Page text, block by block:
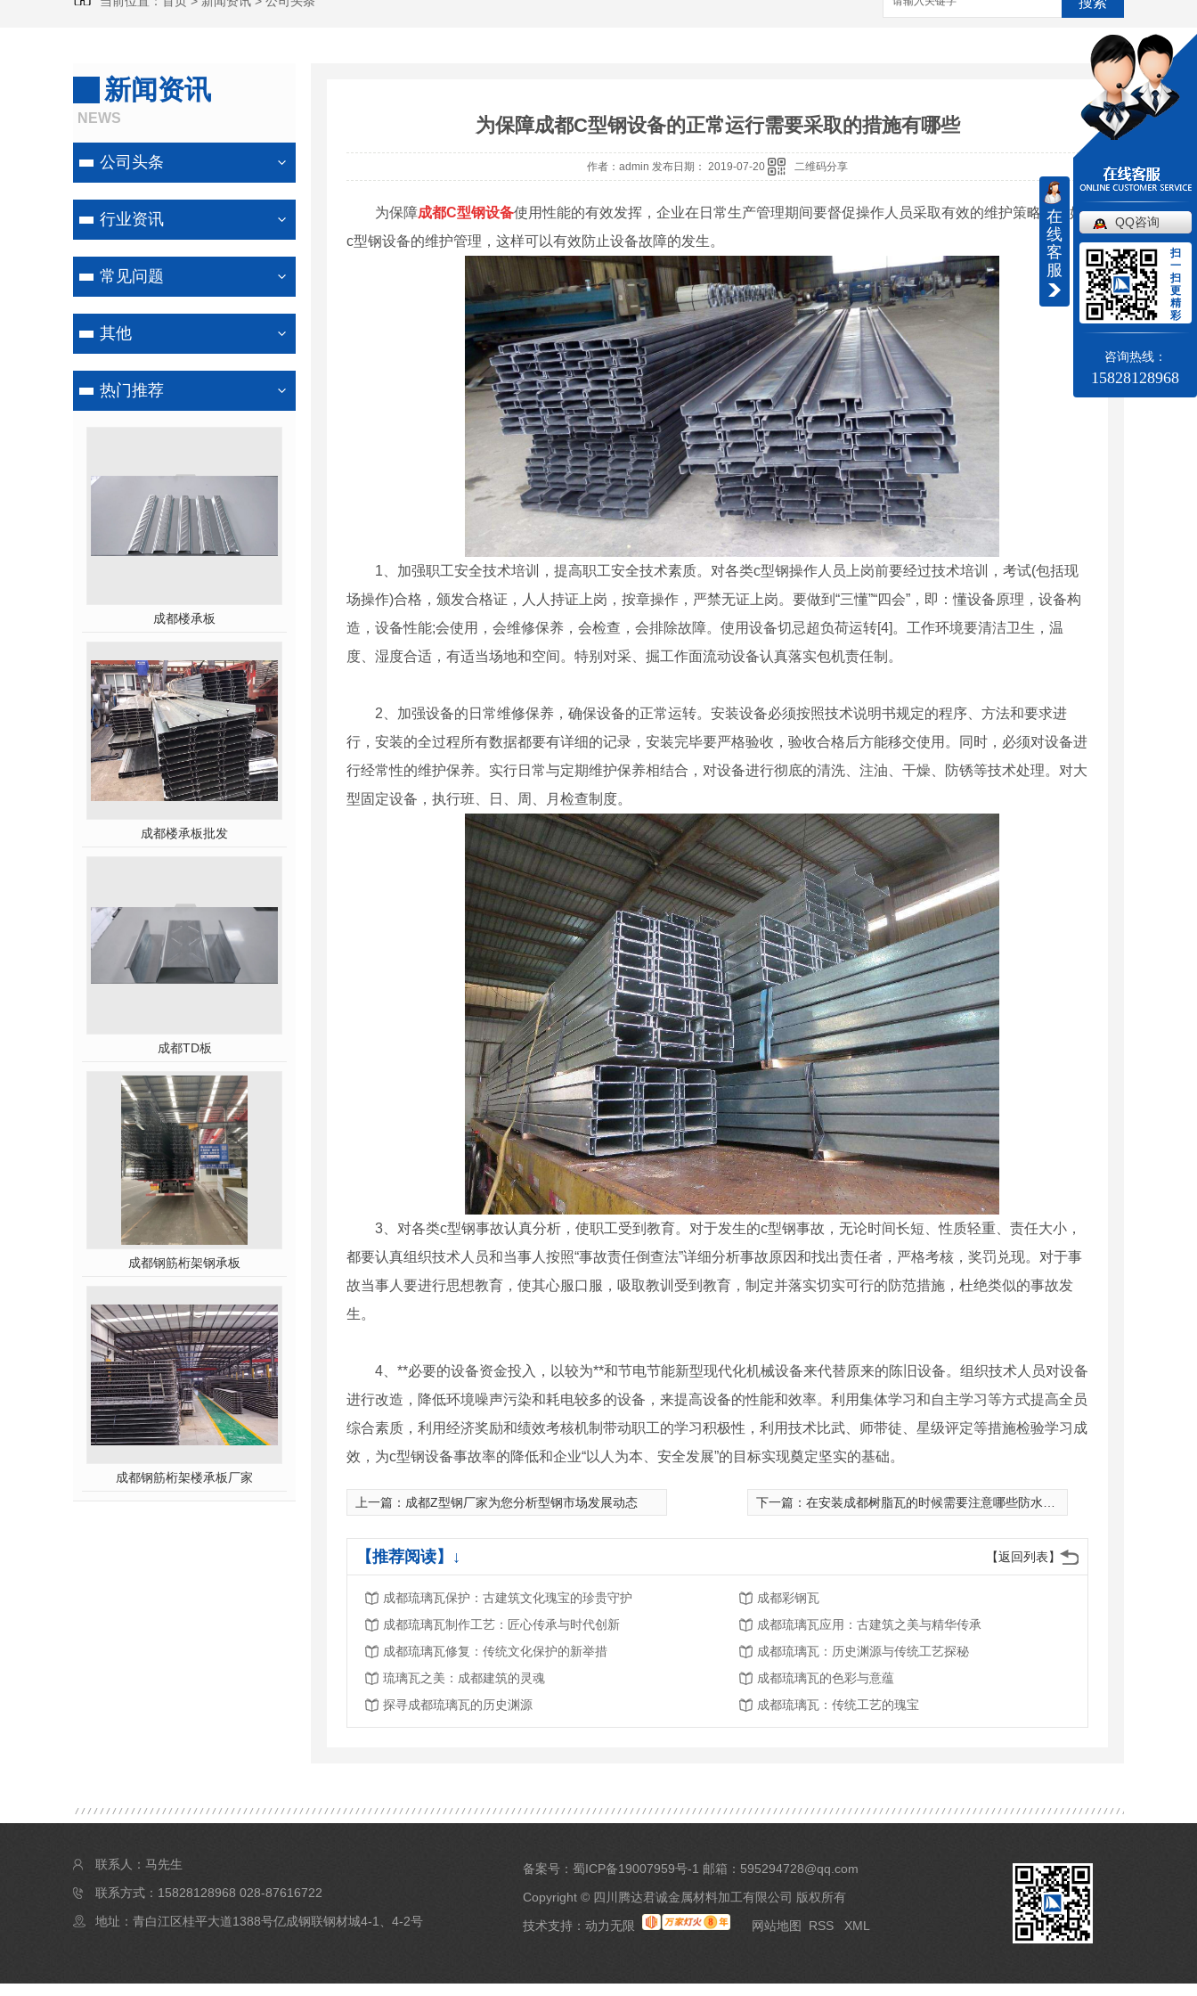
新闻资讯
NEWS
公司头条
行业资讯
常见问题
其他
热门推荐
成都楼承板
成都楼承板批发
成都TD板
成都钢筋桁架钢承板
成都钢筋桁架楼承板厂家
为保障成都C型钢设备的正常运行需要采取的措施有哪些
作者：admin 发布日期： 2019-07-20 二维码分享
为保障成都C型钢设备使用性能的有效发挥，企业在日常生产管理期间要督促操作人员采取有效的维护策略，做好
c型钢设备的维护管理，这样可以有效防止设备故障的发生。
1、加强职工安全技术培训，提高职工安全技术素质。对各类c型钢操作人员上岗前要经过技术培训，考试(包括现
场操作)合格，颁发合格证，人人持证上岗，按章操作，严禁无证上岗。要做到“三懂”“四会”，即：懂设备原理，设备构
造，设备性能;会使用，会维修保养，会检查，会排除故障。使用设备切忌超负荷运转[4]。工作环境要清洁卫生，温
度、湿度合适，有适当场地和空间。特别对采、掘工作面流动设备认真落实包机责任制。
2、加强设备的日常维修保养，确保设备的正常运转。安装设备必须按照技术说明书规定的程序、方法和要求进
行，安装的全过程所有数据都要有详细的记录，安装完毕要严格验收，验收合格后方能移交使用。同时，必须对设备进
行经常性的维护保养。实行日常与定期维护保养相结合，对设备进行彻底的清洗、注油、干燥、防锈等技术处理。对大
型固定设备，执行班、日、周、月检查制度。
3、对各类c型钢事故认真分析，使职工受到教育。对于发生的c型钢事故，无论时间长短、性质轻重、责任大小，
都要认真组织技术人员和当事人按照“事故责任倒查法”详细分析事故原因和找出责任者，严格考核，奖罚兑现。对于事
故当事人要进行思想教育，使其心服口服，吸取教训受到教育，制定并落实切实可行的防范措施，杜绝类似的事故发
生。
4、**必要的设备资金投入，以较为**和节电节能新型现代化机械设备来代替原来的陈旧设备。组织技术人员对设备
进行改造，降低环境噪声污染和耗电较多的设备，来提高设备的性能和效率。利用集体学习和自主学习等方式提高全员
综合素质，利用经济奖励和绩效考核机制带动职工的学习积极性，利用技术比武、师带徒、星级评定等措施检验学习成
效，为c型钢设备事故率的降低和企业“以人为本、安全发展”的目标实现奠定坚实的基础。
上一篇： 成都Z型钢厂家为您分析型钢市场发展动态 下一篇： 在安装成都树脂瓦的时候需要注意哪些防水细节
【返回列表】
【推荐阅读】↓
成都琉璃瓦保护：古建筑文化瑰宝的珍贵守护
成都彩钢瓦
成都琉璃瓦制作工艺：匠心传承与时代创新
成都琉璃瓦应用：古建筑之美与精华传承
成都琉璃瓦修复：传统文化保护的新举措
成都琉璃瓦：历史渊源与传统工艺探秘
琉璃瓦之美：成都建筑的灵魂
成都琉璃瓦的色彩与意蕴
探寻成都琉璃瓦的历史渊源
成都琉璃瓦：传统工艺的瑰宝
联系人：马先生
联系方式：15828128968 028-87616722
地址：青白江区桂平大道1388号亿成钢联钢材城4-1、4-2号
备案号： 蜀ICP备19007959号-1 邮箱：595294728@qq.com
Copyright © 四川腾达君诚金属材料加工有限公司 版权所有
技术支持： 动力无限 网站地图 RSS XML
在
线
客
服
QQ咨询
扫
一
扫
更
精
彩
咨询热线：
15828128968